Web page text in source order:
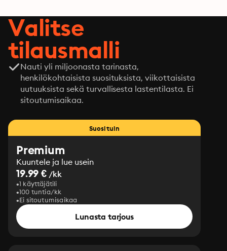
Valitse
tilausmalli
Nauti yli miljoonasta tarinasta,
henkilökohtaisista suosituksista, viikottaisista
uutuuksista sekä turvallisesta lastentilasta. Ei
sitoutumisaikaa.
Suosituin
Premium
Kuuntele ja lue usein
19.99 € /kk
1 käyttäjätili
100 tuntia/kk
Ei sitoutumisaikaa
Lunasta tarjous